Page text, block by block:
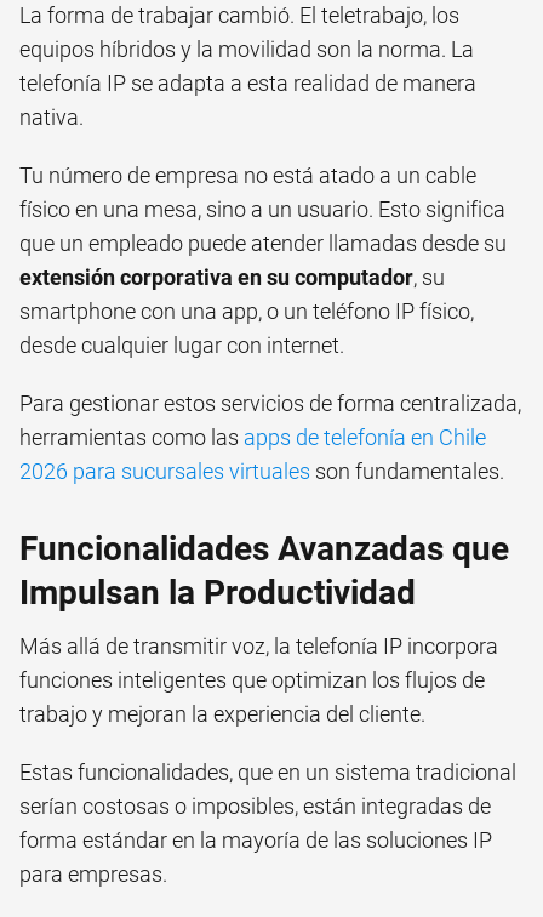
La forma de trabajar cambió. El teletrabajo, los
equipos híbridos y la movilidad son la norma. La
telefonía IP se adapta a esta realidad de manera
nativa.
Tu número de empresa no está atado a un cable
físico en una mesa, sino a un usuario. Esto significa
que un empleado puede atender llamadas desde su
extensión corporativa en su computador, su
smartphone con una app, o un teléfono IP físico,
desde cualquier lugar con internet.
Para gestionar estos servicios de forma centralizada,
herramientas como las apps de telefonía en Chile
2026 para sucursales virtuales son fundamentales.
Funcionalidades Avanzadas que
Impulsan la Productividad
Más allá de transmitir voz, la telefonía IP incorpora
funciones inteligentes que optimizan los flujos de
trabajo y mejoran la experiencia del cliente.
Estas funcionalidades, que en un sistema tradicional
serían costosas o imposibles, están integradas de
forma estándar en la mayoría de las soluciones IP
para empresas.